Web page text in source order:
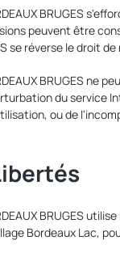
BRUGES
peuvent être
se réverse le
BRUGES
du service
ou de
BRUGES
Bordeaux Lac,